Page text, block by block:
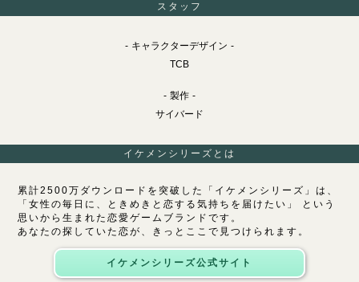
スタッフ
キャラクターデザイン
TCB
製作
サイバード
イケメンシリーズとは
累計2500万ダウンロードを突破した「イケメンシリーズ」は、
「女性の毎日に、ときめきと恋する気持ちを届けたい」 という
思いから生まれた恋愛ゲームブランドです。
あなたの探していた恋が、きっとここで見つけられます。
イケメンシリーズ公式サイト